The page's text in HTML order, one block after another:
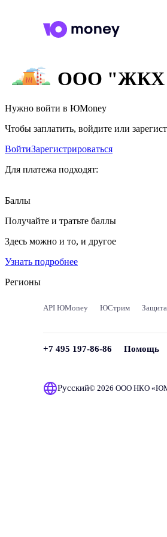
ООО "ЖКХ
Нужно войти в ЮMoney
Чтобы заплатить, войдите или
ВойтиЗарегистрироваться
Для платежа подходят:
Баллы
Получайте и тратьте баллы
Здесь можно и то, и другое
Узнать подробнее
Регионы
API ЮMoney ЮСтрим
+7 495 197-86-86 Помощь
Русский© 2026 ООО НКО «